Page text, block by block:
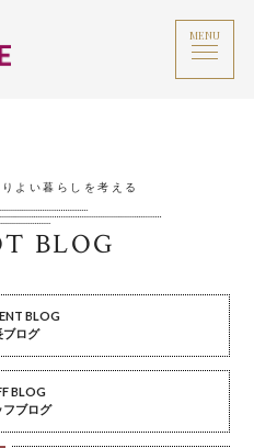
MENU
よい暮らしを考える
BLOG
BLOG
ブログ
BLOG
フブログ